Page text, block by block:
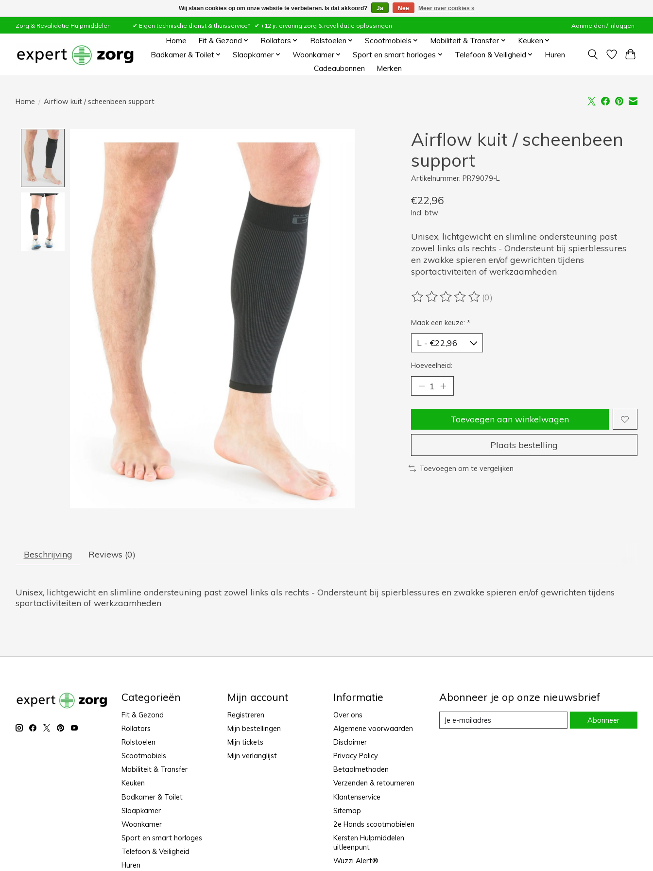
Zorg & Revalidatie Hulpmiddelen ✔ Eigen technische dienst & thuisservice* ✔ +12 jr. ervaring zorg & revalidatie oplossingen Aanmelden / Inloggen
Home Fit & Gezond Rollators Rolstoelen Scootmobiels Mobiliteit & Transfer
Keuken
Badkamer & Toilet
Slaapkamer Woonkamer Sport en smart horloges Telefoon & Veiligheid
Huren
Cadeaubonnen
Merken
Home / Airflow kuit / scheenbeen support
Airflow kuit / scheenbeen
support
Artikelnummer: PR79079-L
€22,96
Incl. btw
Unisex, lichtgewicht en slimline ondersteuning past
zowel links als rechts - Ondersteunt bij spierblessures
en zwakke spieren en/of gewrichten tijdens
sportactiviteiten of werkzaamheden
De beoordeling van dit product is
(0)
Maak een keuze: *
Hoeveelheid:
Toevoegen aan winkelwagen
Plaats bestelling
Toevoegen om te vergelijken
Beschrijving Reviews (0)
Unisex, lichtgewicht en slimline ondersteuning past zowel links als rechts - Ondersteunt bij spierblessures en zwakke spieren en/of gewrichten tijdens
sportactiviteiten of werkzaamheden
Categorieën
Fit & Gezond
Rollators
Rolstoelen
Scootmobiels
Mobiliteit & Transfer
Keuken
Badkamer & Toilet
Slaapkamer
Woonkamer
Sport en smart horloges
Telefoon & Veiligheid
Huren
Mijn account
Registreren
Mijn bestellingen
Mijn tickets
Mijn verlanglijst
Informatie
Over ons
Algemene voorwaarden
Disclaimer
Privacy Policy
Betaalmethoden
Verzenden & retourneren
Klantenservice
Sitemap
2e Hands scootmobielen
Kersten Hulpmiddelen
uitleenpunt
Wuzzi Alert®
Abonneer je op onze nieuwsbrief
Abonneer
Wij slaan cookies op om onze website te verbeteren. Is dat akkoord? Ja Nee Meer over cookies »